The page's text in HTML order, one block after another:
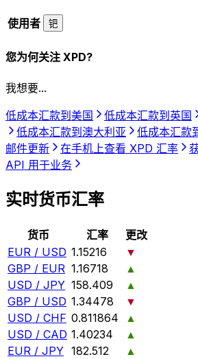
使用者 钯
您为何关注 XPD?
我想要...
低成本汇款到美国
低成本汇款到英国
低成本汇款到澳大利亚
低成本汇款
邮件更新
在手机上查看 XPD 汇率
API 用于业务
实时货币汇率
货币 汇率
更改
EUR / USD 1.15216
▼
GBP / EUR 1.16718
▲
USD / JPY 158.409
▲
GBP / USD 1.34478
▼
USD / CHF 0.811864
▲
USD / CAD 1.40234
▲
EUR / JPY 182.512
▲